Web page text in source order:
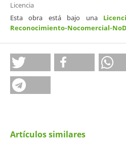
Licencia
Esta obra está bajo una
Reconocimiento-Nocomercial-
Artículos similares